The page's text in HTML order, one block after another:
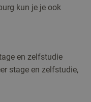
kun je je ook
en zelfstudie
stage en zelfstudie,